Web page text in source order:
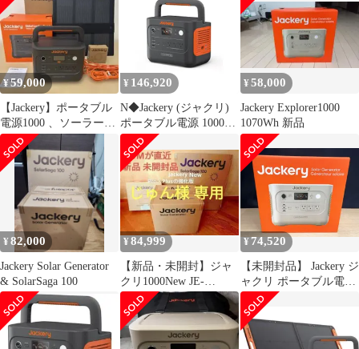
賀】
¥59,000
【Jackery】ポータブル
電源1000 、ソーラー、
延長コードセット
¥ 146,920
N◆Jackery (ジャクリ)
ポータブル電源 1000
New 1070Wh 業界トッ
プの軽さとコンパクト
ボディ 1時間満充電 リ
ン酸鉄 10年長寿命 定格
出力1500W 瞬間最大
3000W 防災 家庭用 ア
ウトドア用 車中泊 UPS
機能 アプリ遠隔操作
¥58,000
Jackery Explorer1000
1070Wh 新品
¥82,000
Jackery Solar Generator
& SolarSaga 100
¥84,999
【新品・未開封】ジャ
クリ1000New JE-
1000D&100Wソーラー
パネル
¥74,520
【未開封品】 Jackery ジ
ャクリ ポータブル電源
1000New サンドゴール
ド JE-1000D-SG
1070Wh/1500W★